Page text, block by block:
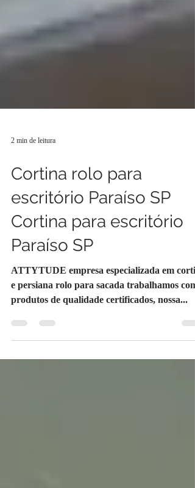
2 min de leitura
Cortina rolo para
escritório Paraíso SP
Cortina para escritório
Paraíso SP
ATTYTUDE empresa especializada em
e persiana rolo para sacada trabalhamos com